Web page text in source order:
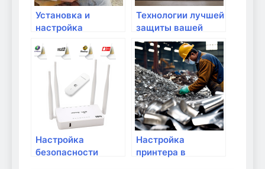
Установка и
настройка
защиты домашней
сети
Технологии лучшей
защиты вашей
домашней сети
Настройка
безопасности
Настройка
принтера в